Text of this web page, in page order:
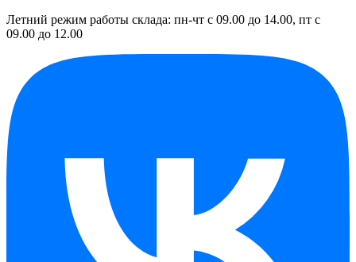
Летний режим работы склада: пн-чт с 09.00 до 14.00, пт с
09.00 до 12.00